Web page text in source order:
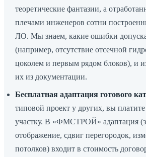
теоретические фантазии, а
плечами инженеров сотни
ЛО. Мы знаем, какие ошибки
(например, отсутствие отсечной
цоколем и первым рядом блоков), и
их из документации.
Бесплатная адаптация готового
типовой проект у других, вы платите
участку. В «ФМСТРОЙ» адаптация
отображение, сдвиг перегородок,
потолков) входит в стоимость